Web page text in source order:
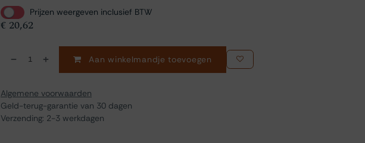
Prijzen weergeven inclusief BTW
€ 20,62
Aan winkelmandje toevoegen
Algemene voorwaarden
Geld-terug-garantie van 30 dagen
Verzending: 2-3 werkdagen